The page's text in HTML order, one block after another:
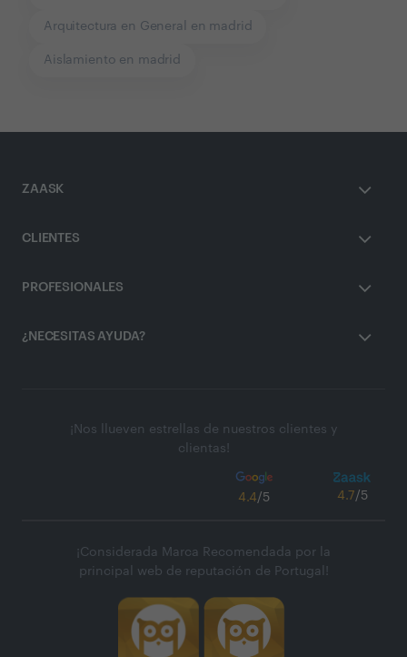
Arquitectura en General en madrid
Aislamiento en madrid
ZAASK
CLIENTES
PROFESIONALES
¿NECESITAS AYUDA?
¡Nos llueven estrellas de nuestros clientes y
clientas!
4.4/5 4.7/5
¡Considerada Marca Recomendada por la
principal web de reputación de Portugal!